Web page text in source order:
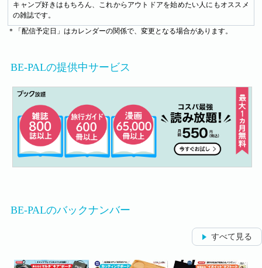
キャンプ好きはもちろん、これからアウトドアを始めたい人にもオススメ
の雑誌です。
＊「配信予定日」はカレンダーの関係で、変更となる場合があります。
BE-PALの提供中サービス
BE-PALのバックナンバー
すべて見る